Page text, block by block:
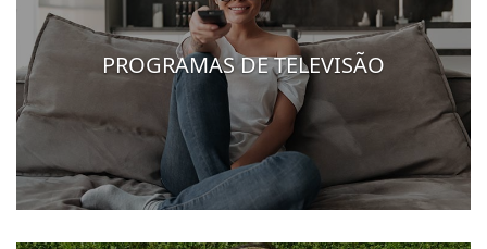
PROGRAMAS DE TELEVISÃO